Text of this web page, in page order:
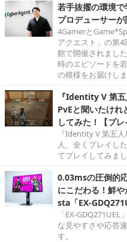
若手抜擢の環境
プロデューサー
4Gamerと
アクエスト」の第
館で開催されまし
時のエピソードを
の模様をお届けしま
『Identity V 第
PvEと聞いたけ
してみた！【プレ
『Identity V 第五
人、全くプレイし
てプレイしてみまし
0.03msの圧倒的
にこだわる！鮮
sta「EX-
「EX-
な見やすさや応答
す。